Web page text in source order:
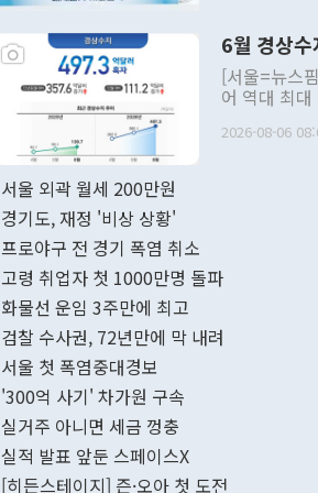
주의적 희망
관의 대북
관 부처 장
관의 무리한
다. [정동영 통일부 장관이 지난달 23일 오후 서울 종로구 정부서울청사에
무너졌다고
함께 4자 대
"우리의 선
6월 경상
[서울=뉴스
어 역대 최
료=한국은행] 한국은행이 6일 발표한 '2026년 6월 국제수지(잠정)'
며 월간 기
196.9% 급
수출은
기록했지만
2026-08-06
서울 외곽 월세 200만원
경기도, 재정 '비상 상황'
프로야구 전 경기 폭염 취소
고령 취업자 첫 1000만명 돌파
화물선 운임 3주만에 최고
검찰 수사권, 72년만에 막 내려
서울 첫 폭염중대경보
'300억 사기' 차가원 구속
실거주 아니면 세금 껑충
실적 발표 앞둔 스페이스X
[히든스테이지] 즌·오아 첫 도전